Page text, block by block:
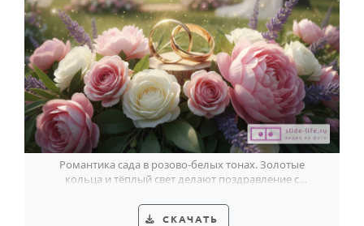
Романтика сада в розово-белых тонах. Золотые
кольца и тёплый свет делают поздравление с
СКАЧАТЬ